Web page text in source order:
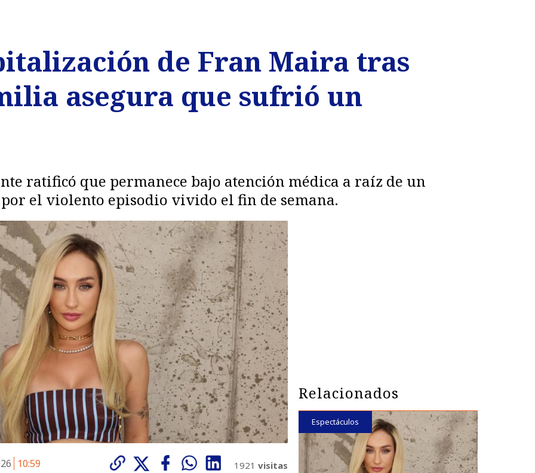
de Fran Maira tras
asegura que sufrió un
ratificó que permanece bajo atención médica a raíz de un
el violento episodio vivido el fin de semana.
10:59 1921 visitas
Relacionados
Espectáculos